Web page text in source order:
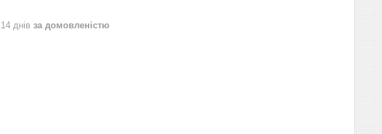
днів за домовленістю